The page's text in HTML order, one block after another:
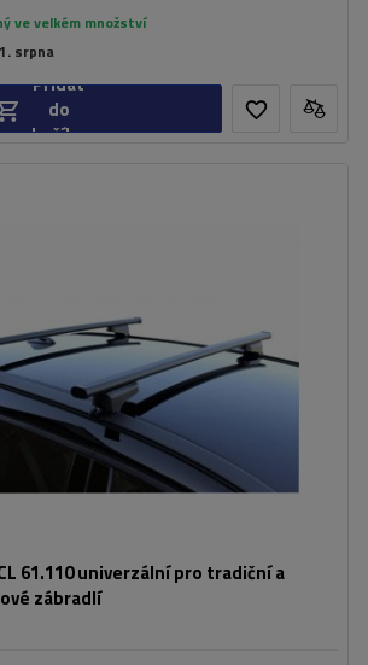
ve velkém množství
srpna
Přidat
do
košíku
61.110 univerzální pro tradiční a
zábradlí